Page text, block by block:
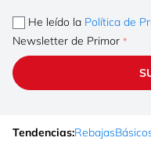
He leído la Política de
Newsletter de Primor
Tendencias:Rebajas